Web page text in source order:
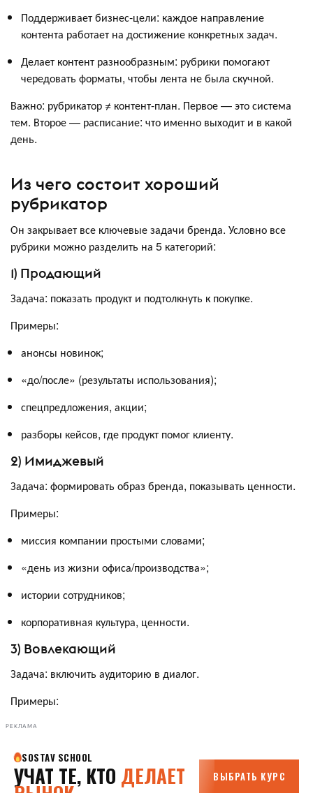
Поддерживает бизнес-цели: каждое направление
контента работает на достижение конкретных задач.
Делает контент разнообразным: рубрики помогают
чередовать форматы, чтобы лента не была скучной.
Важно: рубрикатор ≠ контент-план. Первое — это система
тем. Второе — расписание: что именно выходит и в какой
день.
Из чего состоит хороший
рубрикатор
Он закрывает все ключевые задачи бренда. Условно все
рубрики можно разделить на 5 категорий:
1) Продающий
Задача: показать продукт и подтолкнуть к покупке.
Примеры:
анонсы новинок;
«до/после» (результаты использования);
спецпредложения, акции;
разборы кейсов, где продукт помог клиенту.
2) Имиджевый
Задача: формировать образ бренда, показывать ценности.
Примеры:
миссия компании простыми словами;
«день из жизни офиса/производства»;
истории сотрудников;
корпоративная культура, ценности.
3) Вовлекающий
Задача: включить аудиторию в диалог.
Примеры:
РЕКЛАМА